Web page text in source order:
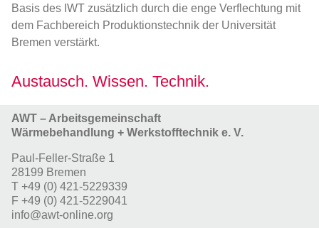
Basis des IWT zusätzlich durch die enge Verflechtung mit
dem Fachbereich Produktionstechnik der Universität
Bremen verstärkt.
Austausch. Wissen. Technik.
AWT – Arbeitsgemeinschaft
Wärmebehandlung + Werkstofftechnik e. V.
Paul-Feller-Straße 1
28199 Bremen
T +49 (0) 421-5229339
F +49 (0) 421-5229041
info@awt-online.org